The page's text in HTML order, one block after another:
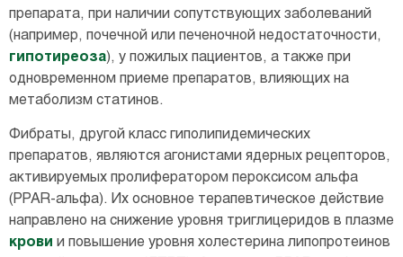
препарата, при наличии сопутствующих заболеваний
(например, почечной или печеночной недостаточности,
гипотиреоза), у пожилых пациентов, а также при
одновременном приеме препаратов, влияющих на
метаболизм статинов.
Фибраты, другой класс гиполипидемических
препаратов, являются агонистами ядерных рецепторов,
активируемых пролифератором пероксисом альфа
(PPAR-альфа). Их основное терапевтическое действие
направлено на снижение уровня триглицеридов в плазме
крови и повышение уровня холестерина липопротеинов